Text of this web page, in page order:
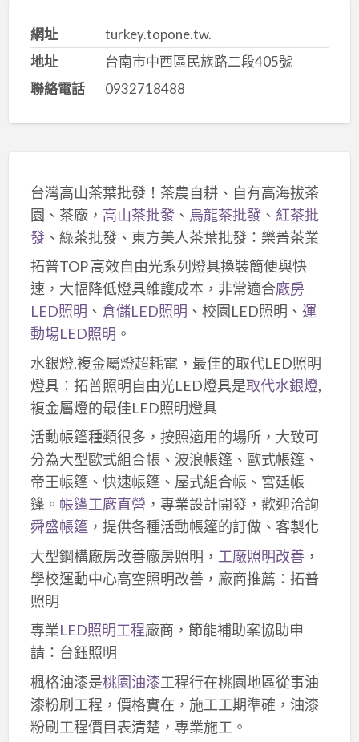
網址
turkey.topone.tw.
地址
台南市中西區民族路二段405號
聯絡電話
0932718488
台灣高山茶葉批發！茶農自耕、自有高海拔茶
園、茶廠， 高山茶批發、 烏龍茶批發、 紅茶批
發、綠茶批發、東方美人茶葉批發：樂菁茶業
拓普TOP 高效自由光系列燈具換裝簡便與快
速，大幅降低燈具維護成本，非常適合廠房
LED照明 、 倉儲LED照明 、校園LED照明、 運
動場LED照明 。
水銀燈,複金屬燈超耗電，最佳的取代LED照明
燈具：拓普照明自由光LED燈具是取代水銀燈,
複金屬燈的最佳LED照明燈具
活動帳篷種類很多，按照適用的場所，大致可
分為大型歐式組合帳、波浪帳篷、歐式帳篷、
帝王帳篷、快速帳篷、屋式組合帳、宮廷帳
篷。 帳篷工廠直營 ，專業設計開發，歡迎洽詢
舜盛帳篷，提供各種活動帳篷的訂做、客製化
大型鋼構廠房改善廠房照明， 工廠照明改善，
學校運動中心高空照明改善，廠商推薦：拓普
照明
專業LED照明工程廠商，節能補助案協助申
請：台鈺照明
楓格油漆是桃園油漆工程行在桃園地區從事油
漆粉刷工程，價格實在，施工工期準確，油漆
粉刷工程價目表清楚，專業施工。